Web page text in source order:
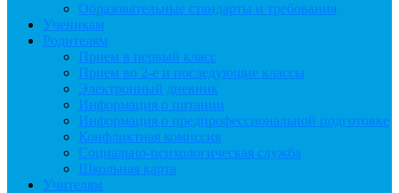
Образовательные стандарты и требования
Ученикам
Родителям
Прием в первый класс
Прием во 2-е и последующие классы
Электронный дневник
Информация о питании
Информация о предпрофессиональной подготовке
Конфликтная комиссия
Социально-психологическая служба
Школьная карта
Учителям